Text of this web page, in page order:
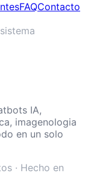
FAQContacto
IA,
imagenologia
en un solo
· Hecho en